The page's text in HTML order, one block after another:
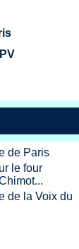
de Paris
le four
de la Voix du